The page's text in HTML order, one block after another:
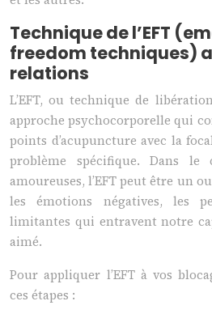
Technique de l’EFT
freedom techniques)
relations
L’EFT, ou technique de
approche psychocorporelle qui
points d’acupuncture avec la
problème spécifique. Dans le
amoureuses, l’EFT peut être un
les émotions négatives, les
limitantes qui entravent notre
aimé.
Pour appliquer l’EFT à vos
ces étapes :